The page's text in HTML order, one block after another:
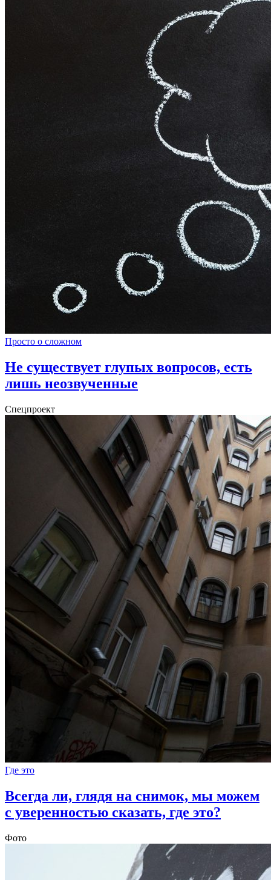
Просто о сложном
Не существует глупых вопросов, есть
лишь неозвученные
Спецпроект
Где это
Всегда ли, глядя на снимок, мы можем
с уверенностью сказать, где это?
Фото